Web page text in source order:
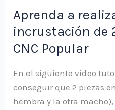
cuadro
personalizado
Aprenda a
incrustación de
CNC Popular
En el siguiente video
conseguir que 2 piezas
hembra y la otra